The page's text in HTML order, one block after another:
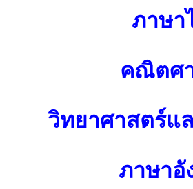
ภาษา
คณิตศ
วิทยาศาสตร์แ
ภาษาอั